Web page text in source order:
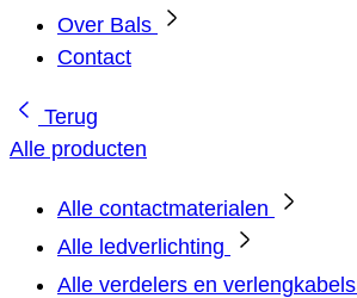
Over Bals
Contact
Terug
Alle producten
Alle contactmaterialen
Alle ledverlichting
Alle verdelers en verlengkabels